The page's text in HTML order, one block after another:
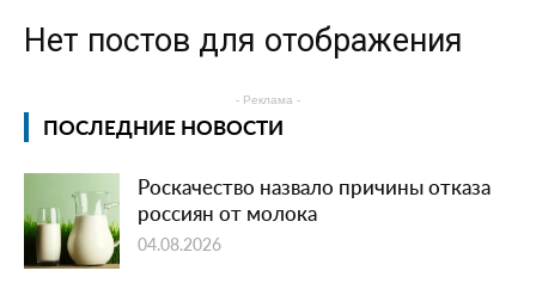
Нет постов для отображения
- Реклама -
ПОСЛЕДНИЕ НОВОСТИ
Роскачество назвало причины отказа
россиян от молока
04.08.2026